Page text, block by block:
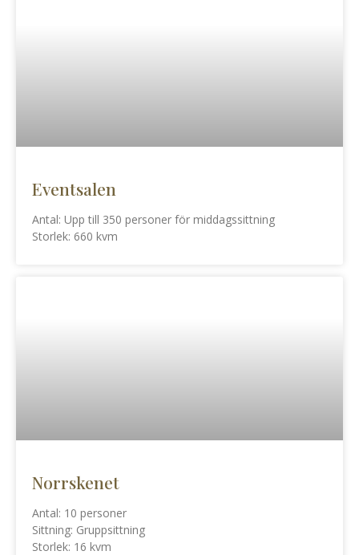
Eventsalen
Antal: Upp till 350 personer för middagssittning
Storlek: 660 kvm
Norrskenet
Antal: 10 personer
Sittning: Gruppsittning
Storlek: 16 kvm